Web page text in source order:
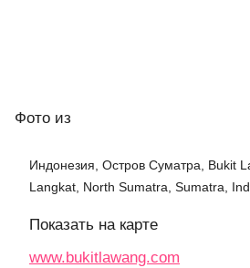
Фото из
Индонезия, Остров Суматра, Bukit
Langkat, North Sumatra, Sumatra,
Показать на карте
www.bukitlawang.com